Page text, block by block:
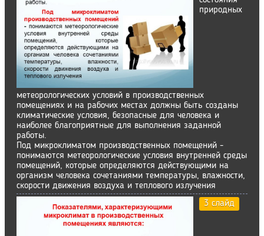
природных
метеорологических условий в производственных
помещениях и на рабочих местах должны быть созданы
климатические условия, безопасные для человека и
наиболее благоприятные для выполнения заданной
работы.
Под микроклиматом производственных помещений -
понимаются метеорологические условия внутренней среды
помещений, которые определяются действующими на
организм человека сочетаниями температуры, влажности,
скорости движения воздуха и теплового излучения
3 слайд